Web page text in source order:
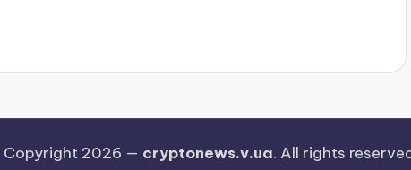
Copyright 2026 — cryptonews.v.ua. All rights